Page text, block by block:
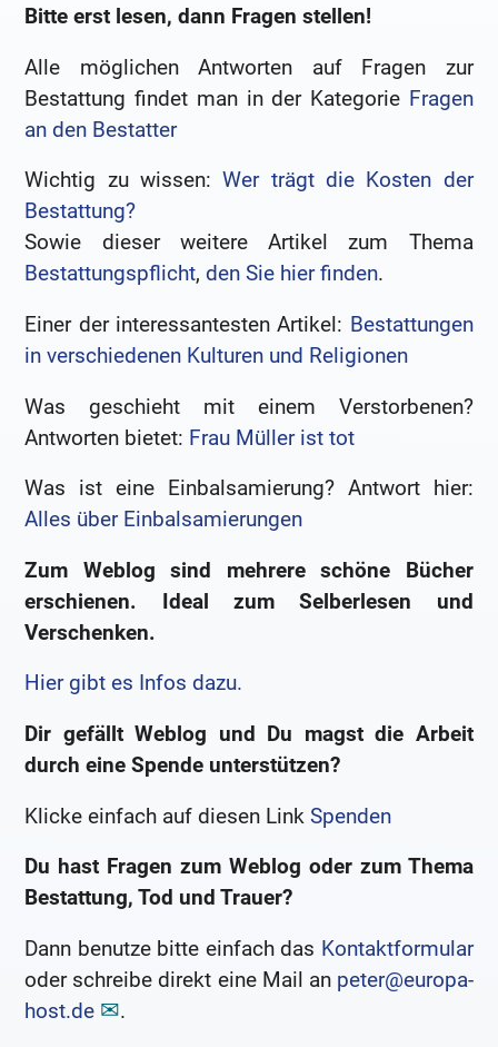
Bitte erst lesen, dann Fragen stellen!
Alle möglichen Antworten auf Fragen zur
Bestattung findet man in der Kategorie Fragen
an den Bestatter
Wichtig zu wissen:Wer trägt die Kosten der
Bestattung?
Sowie dieser weitere Artikel zum Thema
Bestattungspflicht, den Sie hier finden.
Einer der interessantesten Artikel: Bestattungen
in verschiedenen Kulturen und Religionen
Was geschieht mit einem Verstorbenen?
Antworten bietet: Frau Müller ist tot
Was ist eine Einbalsamierung? Antwort hier:
Alles über Einbalsamierungen
Zum Weblog sind mehrere schöne Bücher
erschienen. Ideal zum Selberlesen und
Verschenken.
Hier gibt es Infos dazu.
Dir gefällt Weblog und Du magst die Arbeit
durch eine Spende unterstützen?
Klicke einfach auf diesen LinkSpenden
Du hast Fragen zum Weblog oder zum Thema
Bestattung, Tod und Trauer?
Dann benutze bitte einfach das Kontaktformular
oder schreibe direkt eine Mail an peter@europa-
host.de
.